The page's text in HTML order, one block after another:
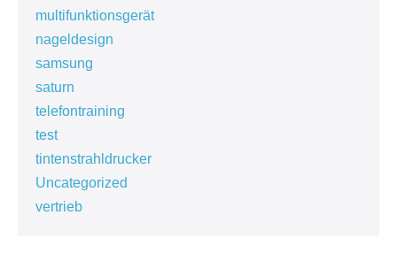
multifunktionsgerät
nageldesign
samsung
saturn
telefontraining
test
tintenstrahldrucker
Uncategorized
vertrieb